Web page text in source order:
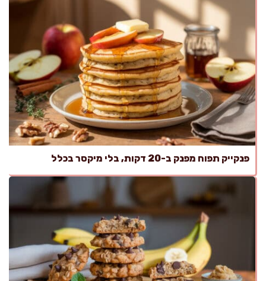
פנקייק תפוח מפנק ב-20 דקות, בלי מיקסר בכלל